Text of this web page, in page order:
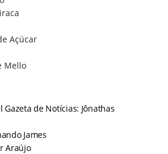
Açúcar
Mello
Gazeta de Notícias: Jônathas
James
Araújo